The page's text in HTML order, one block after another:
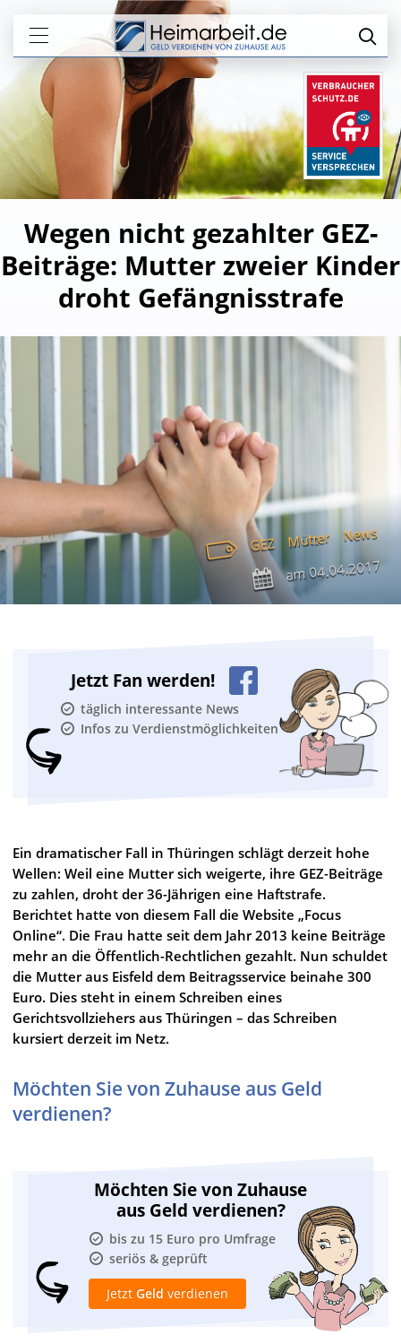
Wegen nicht gezahlter GEZ-
Beiträge: Mutter zweier Kinder
droht Gefängnisstrafe
GEZ Mütter News
am04.04.2017
Jetzt Fan werden!
täglich interessante News
Infos zu Verdienstmöglichkeiten
Ein dramatischer Fall in Thüringen schlägt derzeit hohe
Wellen: Weil eine Mutter sich weigerte, ihre GEZ-Beiträge
zu zahlen, droht der 36-Jährigen eine Haftstrafe.
Berichtet hatte von diesem Fall die Website „Focus
Online“. Die Frau hatte seit dem Jahr 2013 keine Beiträge
mehr an die Öffentlich-Rechtlichen gezahlt. Nun schuldet
die Mutter aus Eisfeld dem Beitragsservice beinahe 300
Euro. Dies steht in einem Schreiben eines
Gerichtsvollziehers aus Thüringen – das Schreiben
kursiert derzeit im Netz.
Möchten Sie von Zuhause aus Geld
verdienen?
Möchten Sie von Zuhause
aus Geld verdienen?
bis zu 15 Euro pro Umfrage
seriös & geprüft
Jetzt Geld verdienen